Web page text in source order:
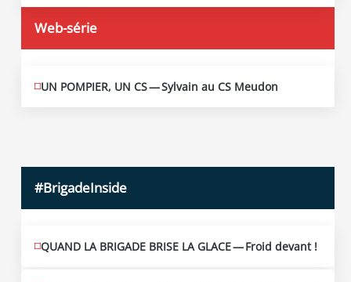
Web-série
MAI
10
UN POMPIER, UN CS — Sylvain au CS Meudon
#BrigadeInside
QUAND LA BRIGADE BRISE LA GLACE — Froid devant !